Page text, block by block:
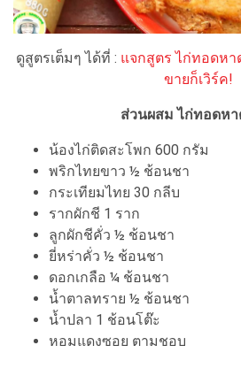
ดูสูตรเต็มๆ ได้ที่ : แจกสูตร ไก่ทอดห
ขายก็เวิร์ค!
ส่วนผสม ไก่ทอดห
น้องไก่ติดสะโพก 600 กรัม
พริกไทยขาว ½ ช้อนชา
กระเทียมไทย 30 กลีบ
รากผักชี 1 ราก
ลูกผักชีคั่ว ½ ช้อนชา
ยี่หร่าคั่ว ½ ช้อนชา
ดอกเกลือ ¼ ช้อนชา
น้ำตาลทราย ½ ช้อนชา
น้ำปลา 1 ช้อนโต๊ะ
หอมแดงซอย ตามชอบ